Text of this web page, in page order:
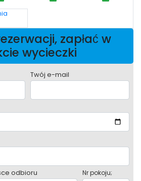
zapłać w
wycieczki
Twój e-mail
odbioru Nr pokoju;